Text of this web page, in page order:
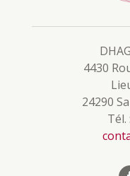
4430
24290
Tél.